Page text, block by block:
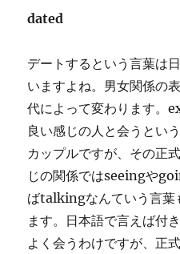
dated
デートするという言葉は
いますよね。男女関係の
代によって変わります。
良い感じの人と会うとい
カップルですが、その正
じの関係ではseeingや
ばtalkingなんていう言葉
ます。日本語で言えば付
よく会うわけですが、正